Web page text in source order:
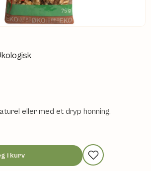
eller med et dryp honning.
i kurv